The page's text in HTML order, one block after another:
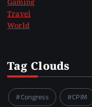
Gaming
Travel
World
Tag Clouds
Congress CPIM